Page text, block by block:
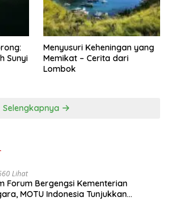
Sunyi
Menyusuri Keheningan yang
Memikat – Cerita dari
Lombok
Selengkapnya
Lihat
Forum Bergengsi Kementerian
MOTU Indonesia Tunjukkan